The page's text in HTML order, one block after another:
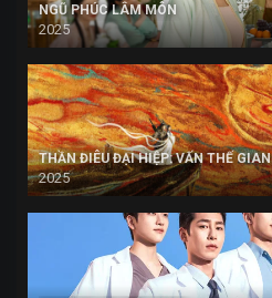
NGŨ PHÚC LÂM MÔN
2025
THẦN ĐIÊU ĐẠI HIỆP: VẤN THẾ GIAN
2025